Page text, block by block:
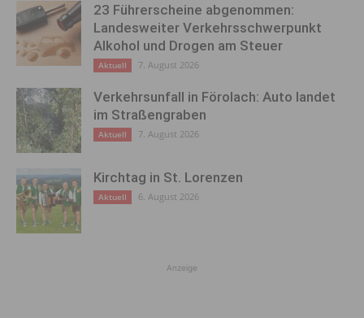
23 Führerscheine abgenommen:
Landesweiter Verkehrsschwerpunkt
Alkohol und Drogen am Steuer
Aktuell 7. August 2026
Verkehrsunfall in Förolach: Auto landet
im Straßengraben
Aktuell 7. August 2026
Kirchtag in St. Lorenzen
Aktuell 6. August 2026
Anzeige